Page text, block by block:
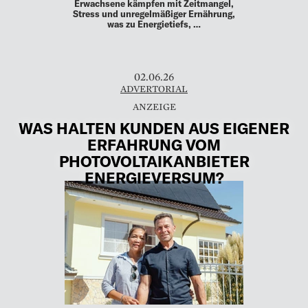
Erwachsene kämpfen mit Zeitmangel,
Stress und unregelmäßiger Ernährung,
was zu Energietiefs, …
02.06.26
ADVERTORIAL
WAS HALTEN KUNDEN AUS EIGENER
ERFAHRUNG VOM
PHOTOVOLTAIKANBIETER
ENERGIEVERSUM?